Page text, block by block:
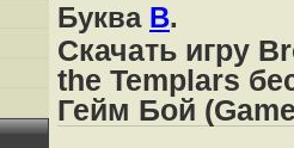
Буква B.
Скачать игру
the Templars
Гейм Бой